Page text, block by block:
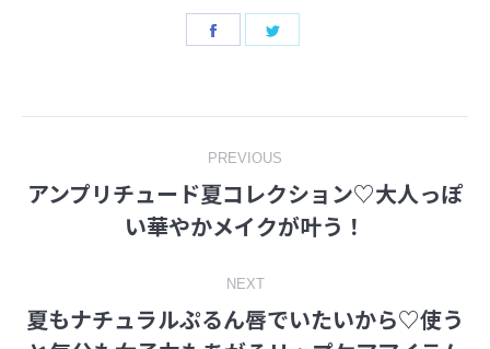
Share
navigation
PREVIOUS
Previous
post:
アンプリチュード夏コレクション♡大人っぽ
い華やかメイクが叶う！
NEXT
夏もナチュラルぷるん唇でいたいから♡︎使う